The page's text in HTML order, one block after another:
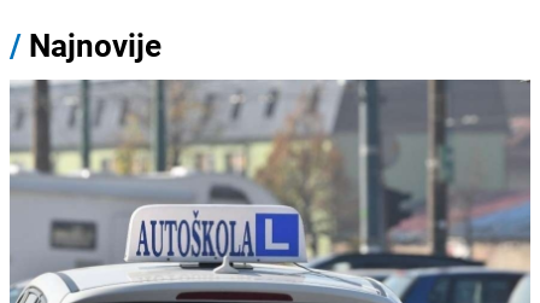
/ Najnovije